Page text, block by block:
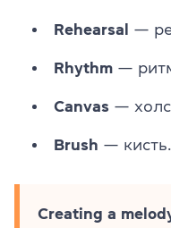
Rehearsal —
Rhythm —
Canvas —
Brush — кисть.
Creating a